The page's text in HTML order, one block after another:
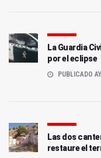
La Guardia
por el eclipse
PUBLICADO
Las dos
restaure el